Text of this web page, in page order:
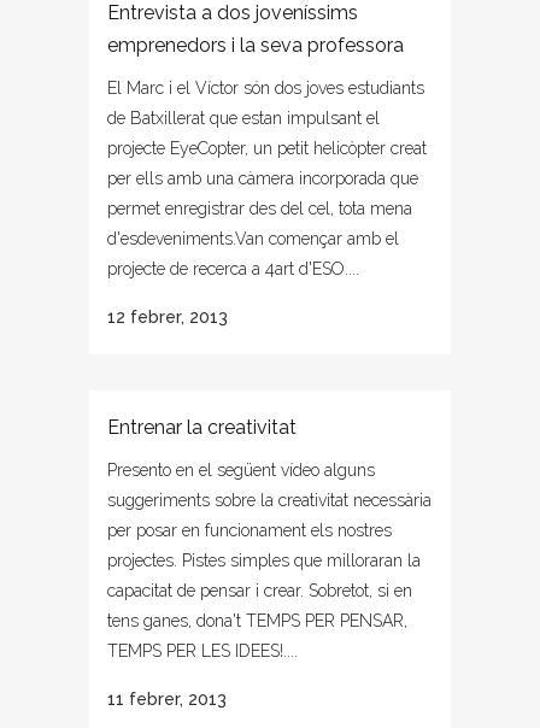
Entrevista a dos joveníssims
emprenedors i la seva professora
El Marc i el Víctor són dos joves estudiants
de Batxillerat que estan impulsant el
projecte EyeCopter, un petit helicòpter creat
per ells amb una càmera incorporada que
permet enregistrar des del cel, tota mena
d'esdeveniments.Van començar amb el
projecte de recerca a 4art d'ESO....
12 febrer, 2013
Entrenar la creativitat
Presento en el següent vídeo alguns
suggeriments sobre la creativitat necessària
per posar en funcionament els nostres
projectes. Pistes simples que milloraran la
capacitat de pensar i crear. Sobretot, si en
tens ganes, dona't TEMPS PER PENSAR,
TEMPS PER LES IDEES!....
11 febrer, 2013